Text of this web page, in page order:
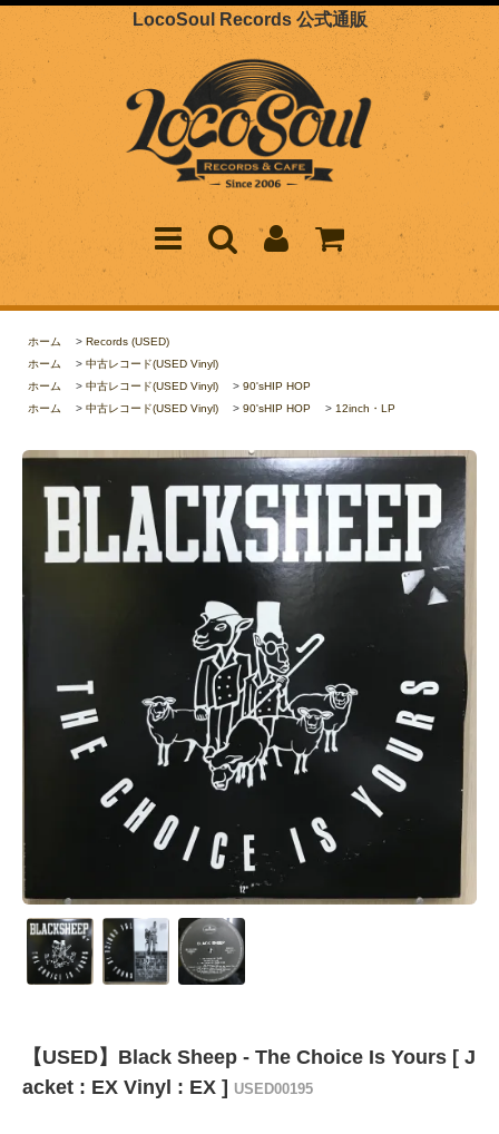
LocoSoul Records 公式通販
ホーム > Records (USED)
ホーム
> 中古レコード(USED Vinyl)
ホーム
> 中古レコード(USED Vinyl) > 90'sHIP HOP
ホーム
> 中古レコード(USED Vinyl) > 90'sHIP HOP > 12inch・LP
【USED】Black Sheep - The Choice Is Yours [ J
acket : EX Vinyl : EX ] USED00195